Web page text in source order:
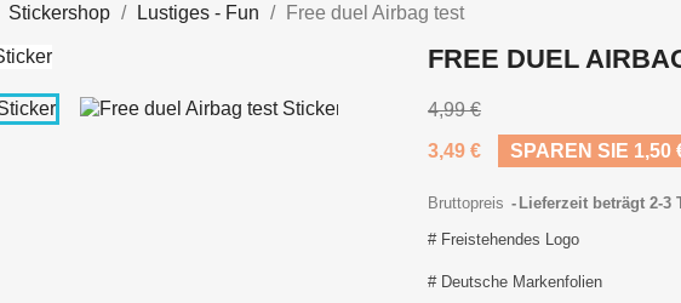
Stickershop Lustiges - Fun Free duel Airbag test
FREE DUEL
4,99 €
3,49 €
SPAREN SIE 1,50
Bruttopreis
Lieferzeit beträgt 2-3
# Freistehendes Logo
# Deutsche Markenfolien